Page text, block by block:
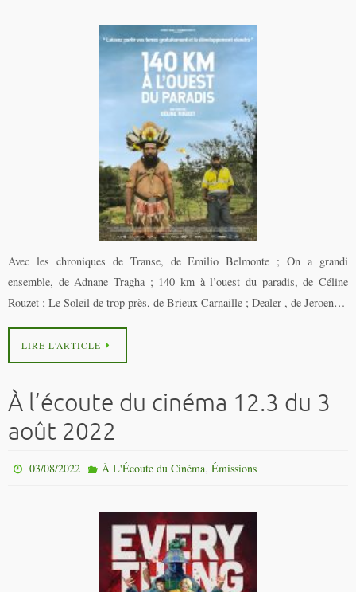
Avec les chroniques de Transe, de Emilio Belmonte ; On a grandi
ensemble, de Adnane Tragha ; 140 km à l’ouest du paradis, de Céline
Rouzet ; Le Soleil de trop près, de Brieux Carnaille ; Dealer , de Jeroen…
LIRE L’ARTICLE
À l’écoute du cinéma 12.3 du 3
août 2022
03/08/2022 À L'Écoute du Cinéma, Émissions